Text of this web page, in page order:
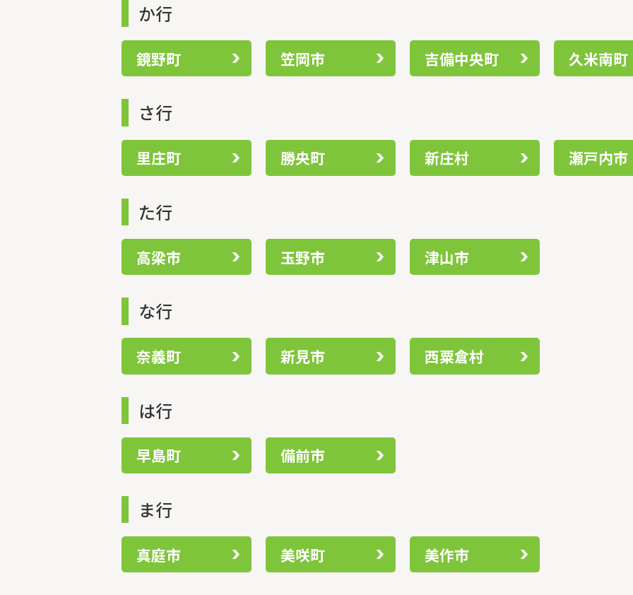
か行
鏡野町 笠岡市 吉備中央町 久米南町
さ行
里庄町 勝央町 新庄村 瀬戸内市
た行
高梁市 玉野市 津山市
な行
奈義町 新見市 西粟倉村
は行
早島町 備前市
ま行
真庭市 美咲町 美作市